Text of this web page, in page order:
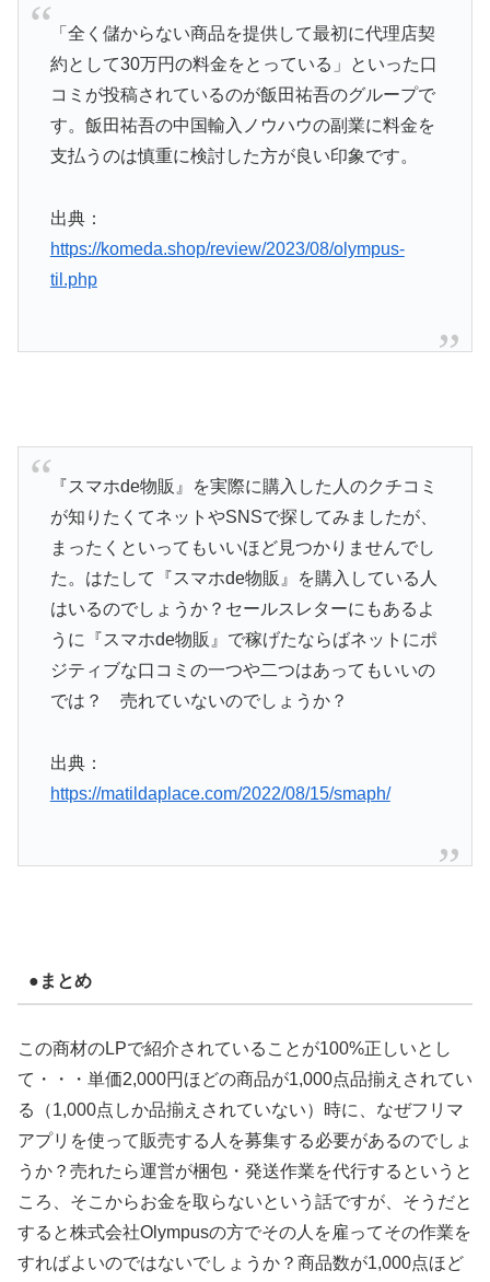
「全く儲からない商品を提供して最初に代理店契
約として30万円の料金をとっている」といった口
コミが投稿されているのが飯田祐吾のグループで
す。飯田祐吾の中国輸入ノウハウの副業に料金を
支払うのは慎重に検討した方が良い印象です。
出典：
https://komeda.shop/review/2023/08/olympus-
til.php
『スマホde物販』を実際に購入した人のクチコミ
が知りたくてネットやSNSで探してみましたが、
まったくといってもいいほど見つかりませんでし
た。はたして『スマホde物販』を購入している人
はいるのでしょうか？セールスレターにもあるよ
うに『スマホde物販』で稼げたならばネットにポ
ジティブな口コミの一つや二つはあってもいいの
では？ 売れていないのでしょうか？
出典：
https://matildaplace.com/2022/08/15/smaph/
●まとめ
この商材のLPで紹介されていることが100%正しいとし
て・・・単価2,000円ほどの商品が1,000点品揃えされてい
る（1,000点しか品揃えされていない）時に、なぜフリマ
アプリを使って販売する人を募集する必要があるのでしょ
うか？売れたら運営が梱包・発送作業を代行するというと
ころ、そこからお金を取らないという話ですが、そうだと
すると株式会社Olympusの方でその人を雇ってその作業を
すればよいのではないでしょうか？商品数が1,000点ほど